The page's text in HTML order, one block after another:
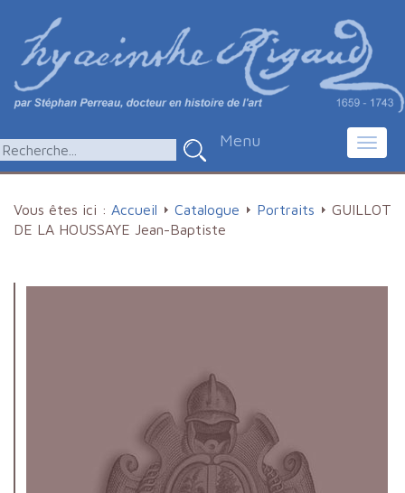
Menu
Vous êtes ici : Accueil Catalogue Portraits
GUILLOT
DE LA HOUSSAYE Jean-Baptiste